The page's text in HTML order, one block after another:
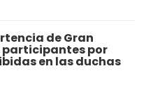
de Gran
participantes por
en las duchas